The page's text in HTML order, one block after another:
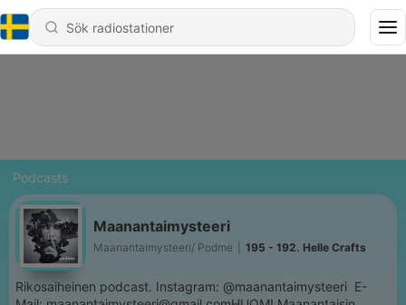
Podcasts
Maanantaimysteeri
Maanantaimysteeri/ Podme 195 - 192. Helle Crafts
Rikosaiheinen podcast. Instagram: @maanantaimysteeri E-